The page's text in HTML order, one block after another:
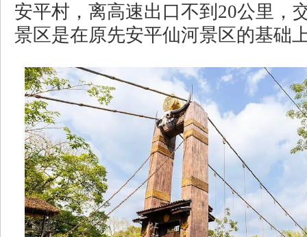
安平村，离高速出口不到20公里，
景区是在原先安平仙河景区的基础